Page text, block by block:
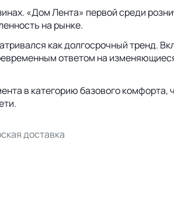
«Дом Лента» первой среди
на рынке.
как долгосрочный тренд.
ответом на
в категорию базового комфорта,
доставка